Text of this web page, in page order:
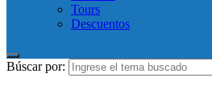
Tours
Descuentos
Búscar por: